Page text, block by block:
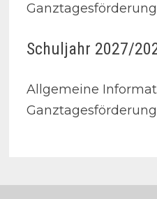
Schuljahr 2027/
Allgemeine